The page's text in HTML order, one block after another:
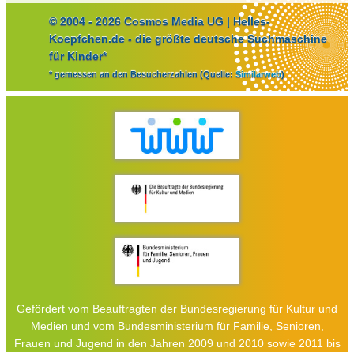
© 2004 - 2026 Cosmos Media UG | Helles-
Koepfchen.de - die größte deutsche Suchmaschine
für Kinder*
* gemessen an den Besucherzahlen (Quelle: Similarweb)
Gefördert vom Beauftragten der Bundesregierung für Kultur und
Medien und vom Bundesministerium für Familie, Senioren,
Frauen und Jugend in den Jahren 2009 und 2010 sowie 2011 bis